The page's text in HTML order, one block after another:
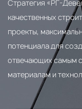
Стратегия «РГ-
качественных
проекты,
потенциала для
отвечающих самым
материалам и